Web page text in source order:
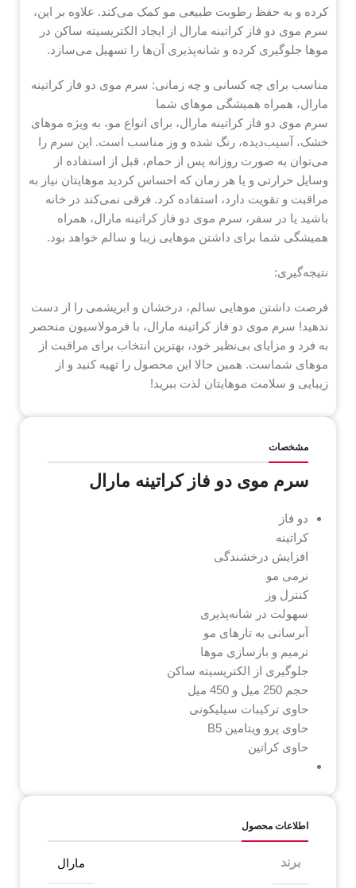
کرده و به حفظ رطوبت طبیعی مو کمک می‌کند. علاوه بر این،
سرم موی دو فاز کراتینه مارال از ایجاد الکتریسیته ساکن در
موها جلوگیری کرده و شانه‌پذیری آن‌ها را تسهیل می‌سازد.
مناسب برای چه کسانی و چه زمانی: سرم موی دو فاز کراتینه
مارال، همراه همیشگی موهای شما
سرم موی دو فاز کراتینه مارال، برای انواع مو، به ویژه موهای
خشک، آسیب‌دیده، رنگ شده و وز مناسب است. این سرم را
می‌توان به صورت روزانه پس از حمام، قبل از استفاده از
وسایل حرارتی و یا هر زمان که احساس کردید موهایتان نیاز به
مراقبت و تقویت دارد، استفاده کرد. فرقی نمی‌کند در خانه
باشید یا در سفر، سرم موی دو فاز کراتینه مارال، همراه
همیشگی شما برای داشتن موهایی زیبا و سالم خواهد بود.
نتیجه‌گیری:
فرصت داشتن موهایی سالم، درخشان و ابریشمی را از دست
ندهید! سرم موی دو فاز کراتینه مارال، با فرمولاسیون منحصر
به فرد و مزایای بی‌نظیر خود، بهترین انتخاب برای مراقبت از
موهای شماست. همین حالا این محصول را تهیه کنید و از
زیبایی و سلامت موهایتان لذت ببرید!
مشخصات
سرم موی دو فاز کراتینه مارال
دو فاز
کراتینه
افزایش درخشندگی
نرمی مو
کنترل وز
سهولت در شانه‌پذیری
آبرسانی به تارهای مو
ترمیم و بازسازی موها
جلوگیری از الکتریسیته ساکن
حجم 250 میل و 450 میل
حاوی ترکیبات سیلیکونی
حاوی پرو ویتامین B5
حاوی کراتین
اطلاعات محصول
برند مارال